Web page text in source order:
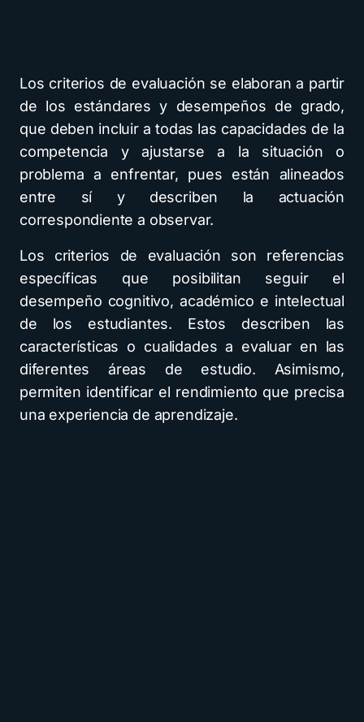
Los criterios de evaluación se elaboran a partir
de los estándares y desempeños de grado,
que deben incluir a todas las capacidades de la
competencia y ajustarse a la situación o
problema a enfrentar, pues están alineados
entre sí y describen la actuación
correspondiente a observar.
Los criterios de evaluación son referencias
específicas que posibilitan seguir el
desempeño cognitivo, académico e intelectual
de los estudiantes. Estos describen las
características o cualidades a evaluar en las
diferentes áreas de estudio. Asimismo,
permiten identificar el rendimiento que precisa
una experiencia de aprendizaje.